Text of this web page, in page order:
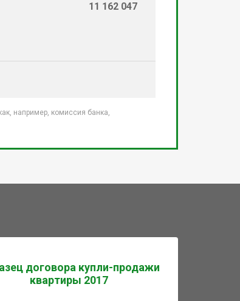
11 162 047
например, комиссия банка,
договора купли-продажи
квартиры 2017